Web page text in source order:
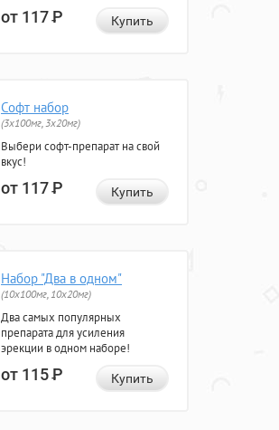
от 117Р Купить
Софт набор
(3x100мг, 3x20мг)
Выбери софт-препарат на свой
вкус!
от 117Р Купить
Набор "Два в одном"
(10x100мг, 10x20мг)
Два самых популярных
препарата для усиления
эрекции в одном наборе!
от 115Р Купить